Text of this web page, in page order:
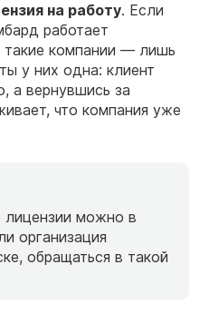
на работу. Если
работает
такие компании — лишь
у них одна: клиент
а вернувшись за
что компания уже
лицензии можно в
организация
обращаться в такой